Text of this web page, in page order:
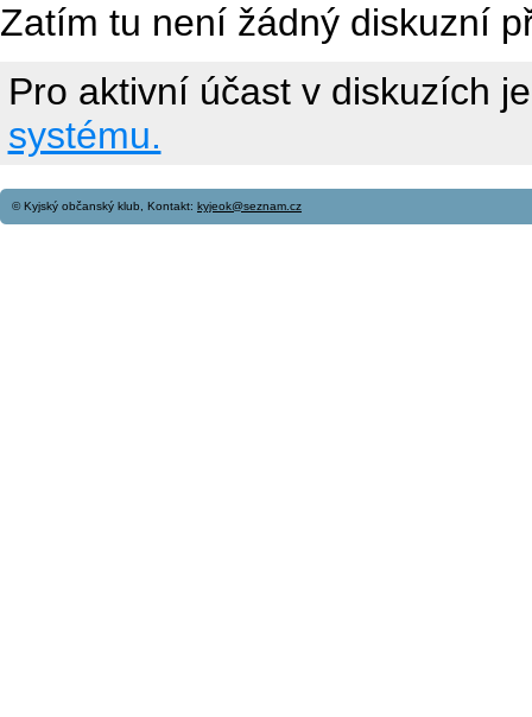
Zatím tu není žádný diskuzní
Pro aktivní účast v diskuzích
systému.
© Kyjský občanský klub, Kontakt: kyjeok@seznam.cz